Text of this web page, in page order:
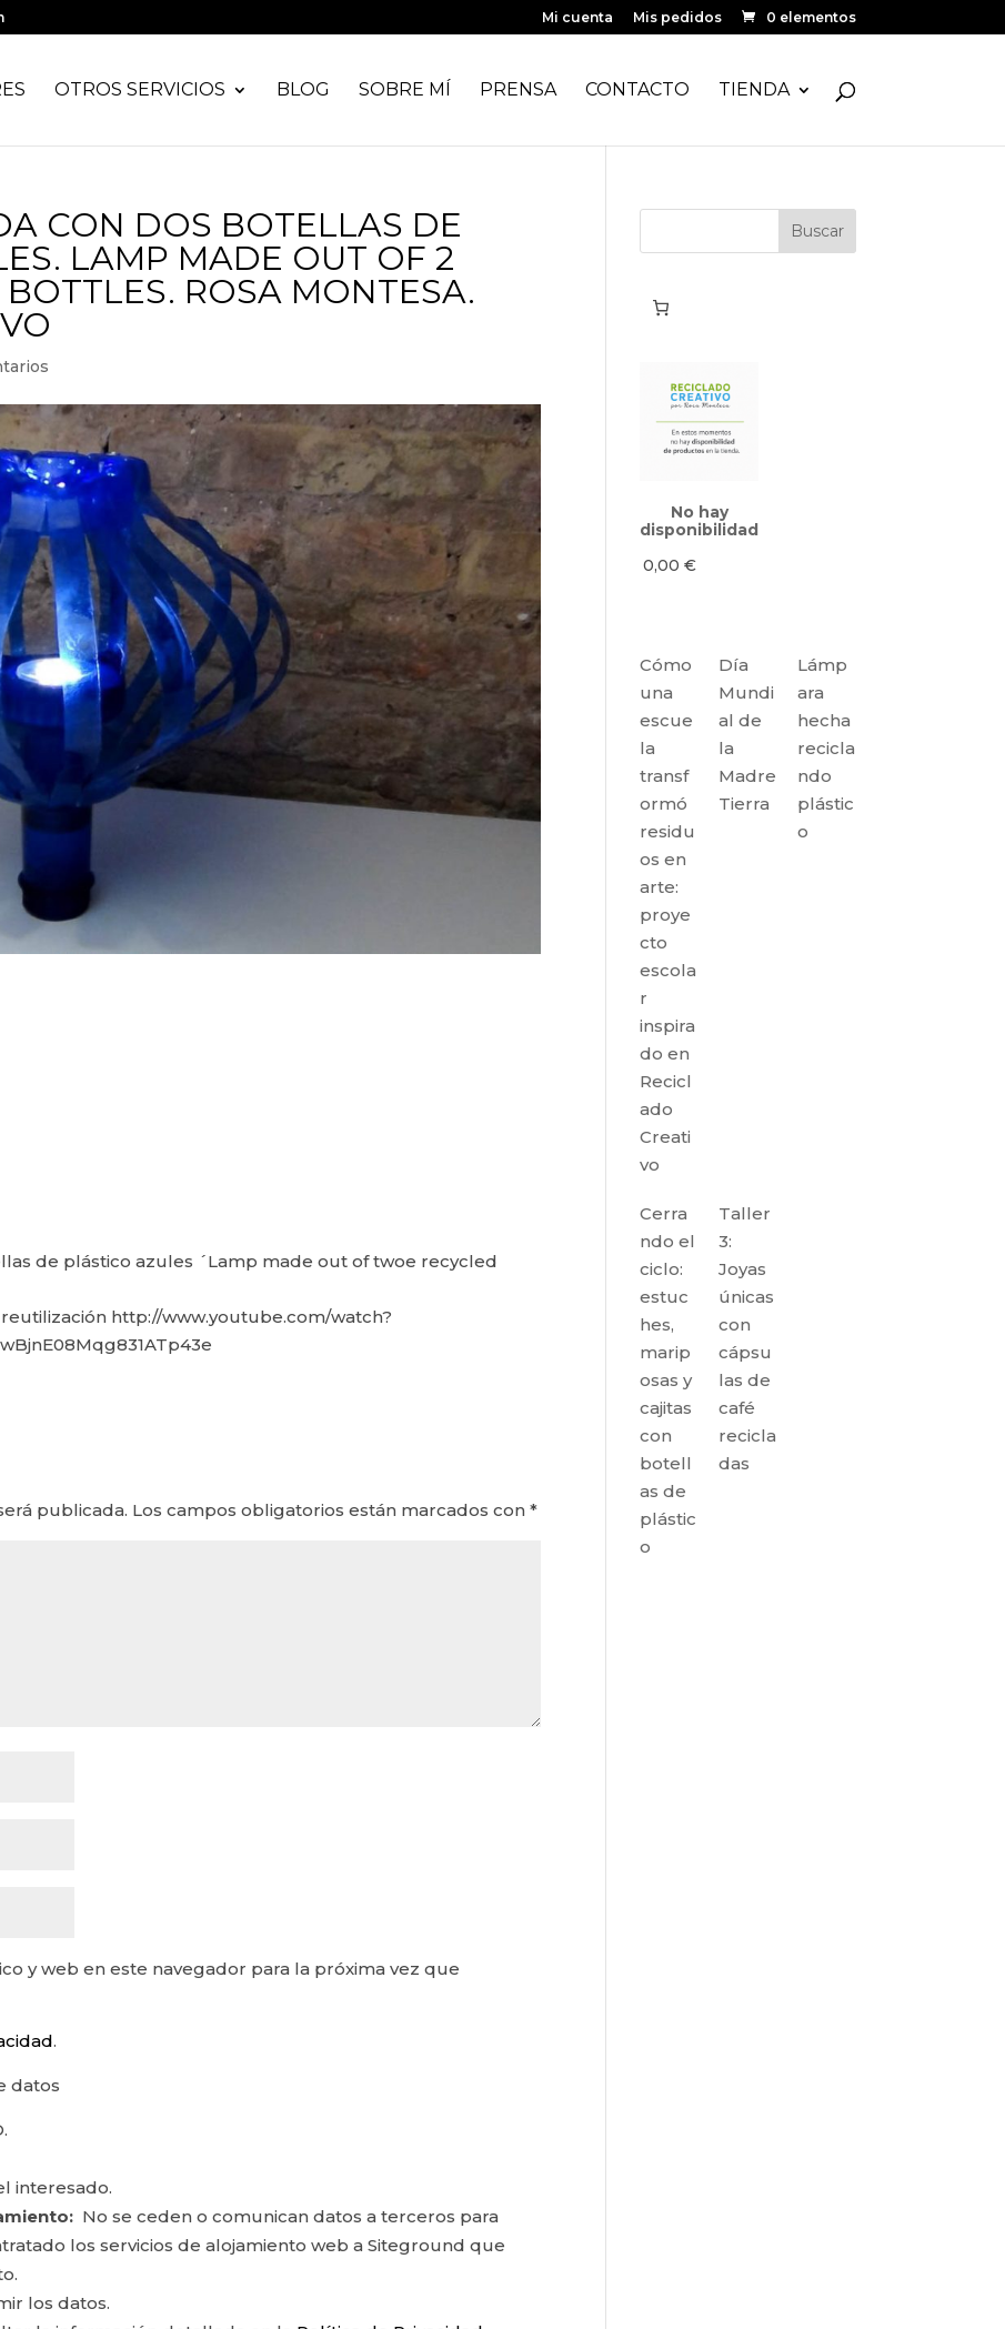
Mi cuenta Mis pedidos 0 elementos
OTROS SERVICIOS BLOG SOBRE MÍ PRENSA CONTACTO TIENDA
CON DOS BOTELLAS DE
LAMP MADE OUT OF 2
ROSA MONTESA.
de plástico azules ´Lamp made out of twoe recycled
http://www.youtube.com/watch?
publicada. Los campos obligatorios están marcados con*
y web en este navegador para la próxima vez que
.
datos
interesado.
No se ceden o comunican datos a terceros para
los servicios de alojamiento web a Siteground que
los datos.
No hay
disponibilidad
0,00€
Cómo
una
escue
la
transf
ormó
residu
os en
arte:
proye
cto
escola
r
inspira
do en
Recicl
ado
Creati
vo
Día
Mundi
al de
la
Madre
Tierra
Lámp
ara
hecha
recicla
ndo
plástic
o
Cerra
ndo el
ciclo:
estuc
hes,
marip
osas y
cajitas
con
botell
as de
plástic
o
Taller
3:
Joyas
únicas
con
cápsu
las de
café
recicla
das